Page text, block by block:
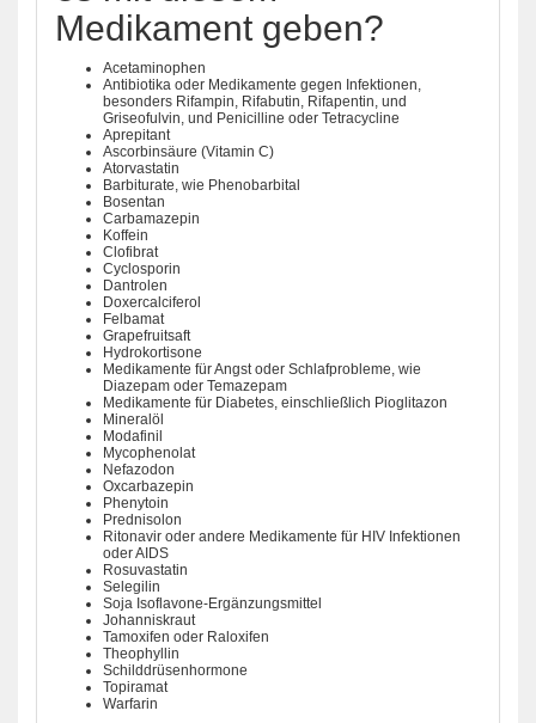
Medikament geben?
Acetaminophen
Antibiotika oder Medikamente gegen Infektionen,
besonders Rifampin, Rifabutin, Rifapentin, und
Griseofulvin, und Penicilline oder Tetracycline
Aprepitant
Ascorbinsäure (Vitamin C)
Atorvastatin
Barbiturate, wie Phenobarbital
Bosentan
Carbamazepin
Koffein
Clofibrat
Cyclosporin
Dantrolen
Doxercalciferol
Felbamat
Grapefruitsaft
Hydrokortisone
Medikamente für Angst oder Schlafprobleme, wie
Diazepam oder Temazepam
Medikamente für Diabetes, einschließlich Pioglitazon
Mineralöl
Modafinil
Mycophenolat
Nefazodon
Oxcarbazepin
Phenytoin
Prednisolon
Ritonavir oder andere Medikamente für HIV Infektionen
oder AIDS
Rosuvastatin
Selegilin
Soja Isoflavone-Ergänzungsmittel
Johanniskraut
Tamoxifen oder Raloxifen
Theophyllin
Schilddrüsenhormone
Topiramat
Warfarin